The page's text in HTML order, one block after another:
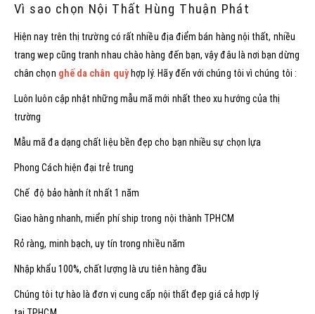
Vì sao chọn Nội Thất Hùng Thuận Phát
Hiện nay trên thị trường có rất nhiều địa điểm bán hàng nội thất, nhiều
trang wep cũng tranh nhau chào hàng đến bạn, vậy đâu là nơi bạn dừng
chân chọn ghế da chân quỳhợp lý. Hãy đến với chúng tôi vì chúng tôi :
Luôn luôn cập nhật những mẫu mã mới nhất theo xu hướng của thị
trường
Mẫu mã đa dạng chất liệu bền đẹp cho bạn nhiều sự chọn lựa
Phong Cách hiện đại trẻ trung
Chế độ bảo hành ít nhất 1 năm
Giao hàng nhanh, miển phí ship trong nội thành TPHCM
Rỏ ràng, minh bạch, uy tín trong nhiều năm
Nhập khẩu 100%, chất lượng là ưu tiên hàng đầu
Chúng tôi tự hào là đơn vị cung cấp nội thất đẹp giá cả hợp lý